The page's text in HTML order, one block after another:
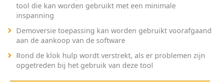
tool die kan worden gebruikt met een minimale
inspanning
Demoversie toepassing kan worden gebruikt voorafgaand
aan de aankoop van de software
Rond de klok hulp wordt verstrekt, als er problemen zijn
opgetreden bij het gebruik van deze tool